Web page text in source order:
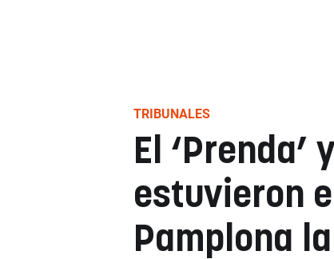
TRIBUNALES
El ‘Prenda’
estuvieron
Pamplona